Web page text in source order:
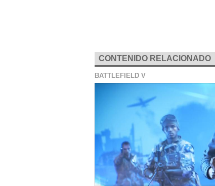
CONTENIDO RELACIONADO
BATTLEFIELD V